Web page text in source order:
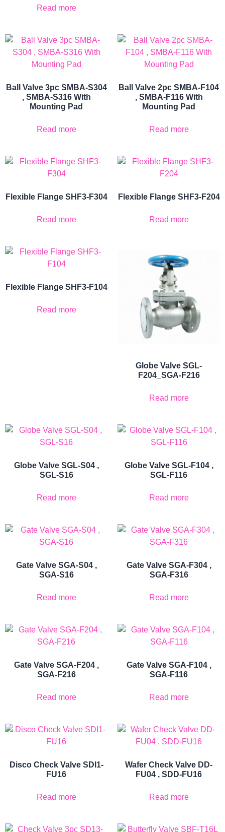
Read more
Ball Valve 3pc SMBA-S304
, SMBA-S316 With
Mounting Pad
Read more
Ball Valve 2pc SMBA-F104
, SMBA-F116 With
Mounting Pad
Read more
Flexible Flange SHF3-F304
Read more
Flexible Flange SHF3-F204
Read more
Flexible Flange SHF3-F104
Read more
Globe Valve SGL-
F204_SGA-F216
Read more
Globe Valve SGL-S04 ,
SGL-S16
Read more
Globe Valve SGL-F104 ,
SGL-F116
Read more
Gate Valve SGA-S04 ,
SGA-S16
Read more
Gate Valve SGA-F304 ,
SGA-F316
Read more
Gate Valve SGA-F204 ,
SGA-F216
Read more
Gate Valve SGA-F104 ,
SGA-F116
Read more
Disco Check Valve SDI1-
FU16
Read more
Wafer Check Valve DD-
FU04 , SDD-FU16
Read more